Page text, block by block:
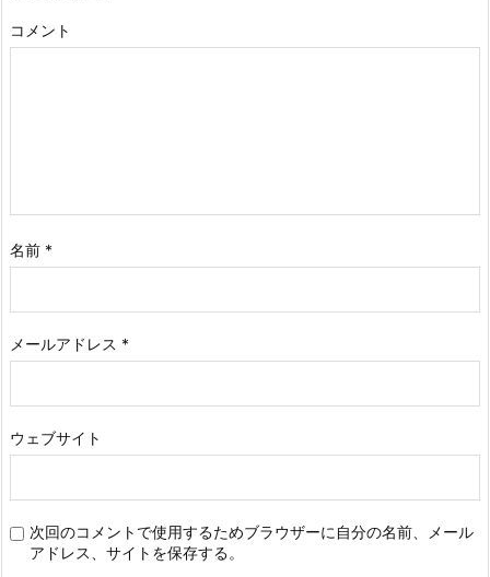
コメント
名前 *
メールアドレス *
ウェブサイト
次回のコメントで使用するためブラウザーに自分の名前、メール
アドレス、サイトを保存する。